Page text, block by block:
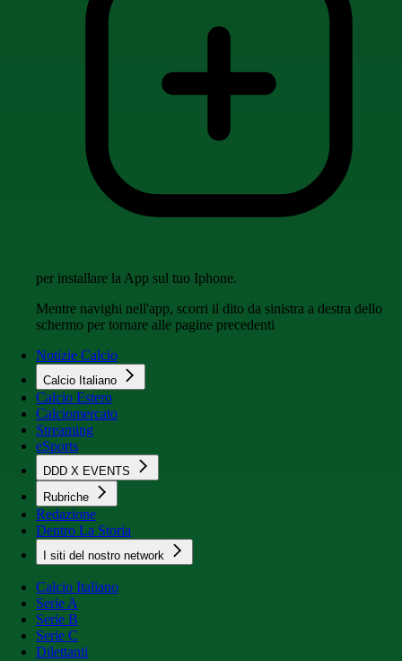
per installare la App sul tuo Iphone.
Mentre navighi nell'app, scorri il dito da sinistra a destra dello
schermo per tornare alle pagine precedenti
Notizie Calcio
Calcio Italiano
Calcio Estero
Calciomercato
Streaming
eSports
DDD X EVENTS
Rubriche
Redazione
Dentro La Storia
I siti del nostro network
Calcio Italiano
Serie A
Serie B
Serie C
Dilettanti